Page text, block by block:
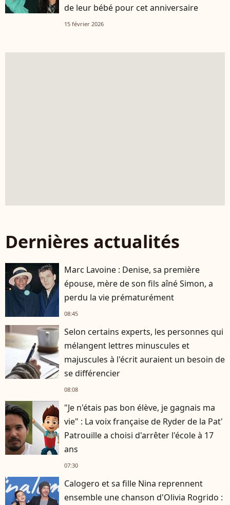
de leur bébé pour cet anniversaire
15 février 2026
Dernières actualités
Marc Lavoine : Denise, sa première
épouse, mère de son fils aîné Simon, a
perdu la vie prématurément
08:45
Selon certains experts, les personnes qui
mélangent lettres minuscules et
majuscules à l'écrit auraient un besoin de
se différencier
08:08
"Je n'étais pas bon élève, je gagnais ma
vie" : La voix française de Ryder de la Pat'
Patrouille a choisi d'arrêter l'école à 17
ans
07:30
Calogero et sa fille Nina reprennent
ensemble une chanson d'Olivia Rogrido :